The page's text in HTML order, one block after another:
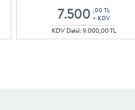
7.500 ,00 TL
+ KDV
KDV Dahil: 9.000,00 TL